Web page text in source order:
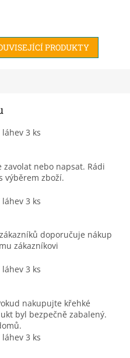
PRODUKTY
nebo napsat. Rádi
výběrem zboží.
doporučuje nákup
zákazníkovi
nakupujte křehké
byl bezpečně zabalený.